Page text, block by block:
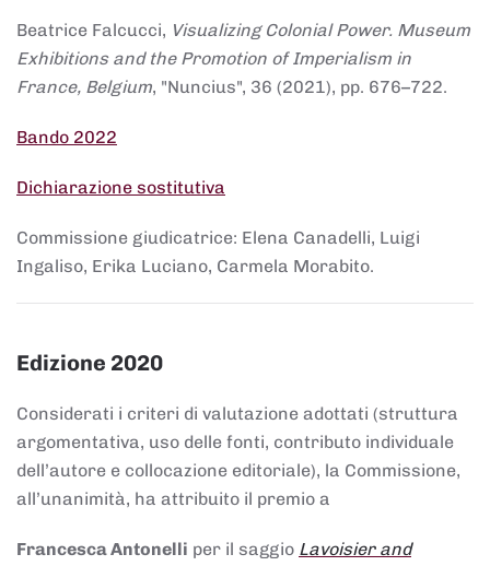
Beatrice Falcucci, Visualizing Colonial Power. Museum
Exhibitions and the Promotion of Imperialism in
France, Belgium, "Nuncius", 36 (2021), pp. 676–722.
Bando 2022
Dichiarazione sostitutiva
Commissione giudicatrice: Elena Canadelli, Luigi
Ingaliso, Erika Luciano, Carmela Morabito.
Edizione 2020
Considerati i criteri di valutazione adottati (struttura
argomentativa, uso delle fonti, contributo individuale
dell’autore e collocazione editoriale), la Commissione,
all’unanimità, ha attribuito il premio a
Francesca Antonelli per il saggio Lavoisier and